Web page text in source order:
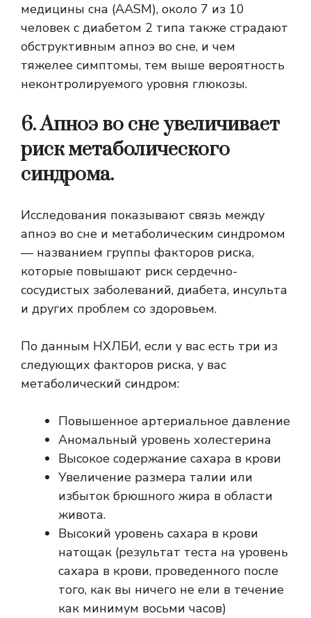
медицины сна (AASM), около 7 из 10
человек с диабетом 2 типа также страдают
обструктивным апноэ во сне, и чем
тяжелее симптомы, тем выше вероятность
неконтролируемого уровня глюкозы.
6. Апноэ во сне увеличивает
риск метаболического
синдрома.
Исследования показывают связь между
апноэ во сне и метаболическим синдромом
— названием группы факторов риска,
которые повышают риск сердечно-
сосудистых заболеваний, диабета, инсульта
и других проблем со здоровьем.
По данным НХЛБИ, если у вас есть три из
следующих факторов риска, у вас
метаболический синдром:
Повышенное артериальное давление
Аномальный уровень холестерина
Высокое содержание сахара в крови
Увеличение размера талии или
избыток брюшного жира в области
живота.
Высокий уровень сахара в крови
натощак (результат теста на уровень
сахара в крови, проведенного после
того, как вы ничего не ели в течение
как минимум восьми часов)